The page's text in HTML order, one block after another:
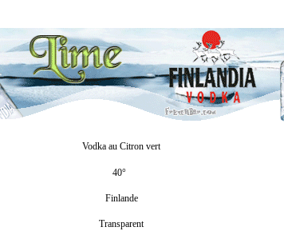
Vodka au Citron vert
40°
Finlande
Transparent